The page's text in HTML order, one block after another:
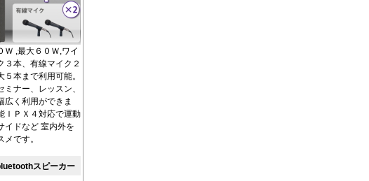
Ｗ ,最大６０Ｗ,ワイ
３本、有線マイク２
５本まで利用可能。
ミナー、レッスン、
広く利用ができま
ＩＰＸ４対応で運動
イドなど 室内外を
メです。
スピーカー